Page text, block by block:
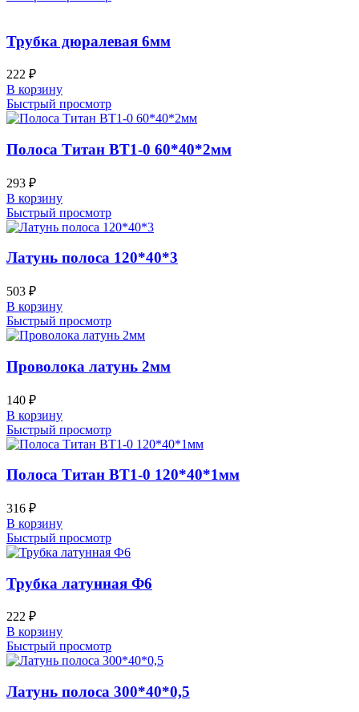
Трубка дюралевая 6мм
222 ₽
В корзину
Быстрый просмотр
Полоса Титан ВТ1-0 60*40*2мм
293 ₽
В корзину
Быстрый просмотр
Латунь полоса 120*40*3
503 ₽
В корзину
Быстрый просмотр
Проволока латунь 2мм
140 ₽
В корзину
Быстрый просмотр
Полоса Титан ВТ1-0 120*40*1мм
316 ₽
В корзину
Быстрый просмотр
Трубка латунная Ф6
222 ₽
В корзину
Быстрый просмотр
Латунь полоса 300*40*0,5